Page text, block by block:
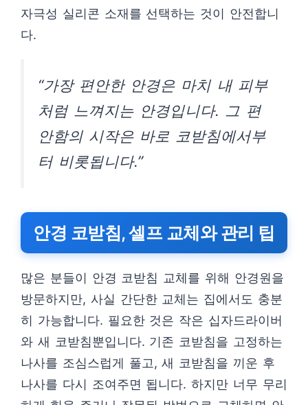
자극성 실리콘 소재를 선택하는 것이 안전합니
다.
“가장 편안한 안경은 마치 내 피부
처럼 느껴지는 안경입니다. 그 편
안함의 시작은 바로 코받침에서부
터 비롯됩니다.”
안경 코받침, 셀프 교체와 관리 팁
많은 분들이 안경 코받침 교체를 위해 안경원을
방문하지만, 사실 간단한 교체는 집에서도 충분
히 가능합니다. 필요한 것은 작은 십자드라이버
와 새 코받침뿐입니다. 기존 코받침을 고정하는
나사를 조심스럽게 풀고, 새 코받침을 끼운 후
나사를 다시 조여주면 됩니다. 하지만 너무 무리